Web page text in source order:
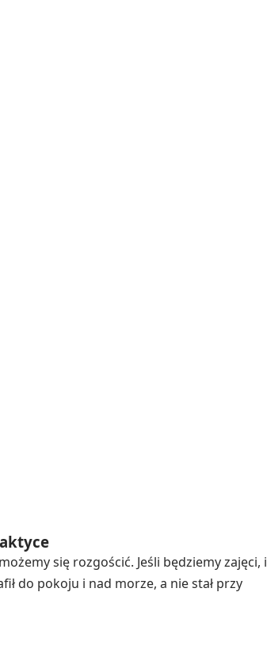
się rozgościć. Jeśli będziemy zajęci, i
do pokoju i nad morze, a nie stał przy